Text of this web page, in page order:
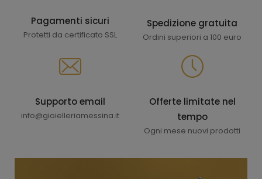
Pagamenti sicuri
Protetti da certificato SSL
Spedizione gratuita
Ordini superiori a 100 euro
Supporto email
info@gioielleriamessina.it
Offerte limitate nel
tempo
Ogni mese nuovi prodotti